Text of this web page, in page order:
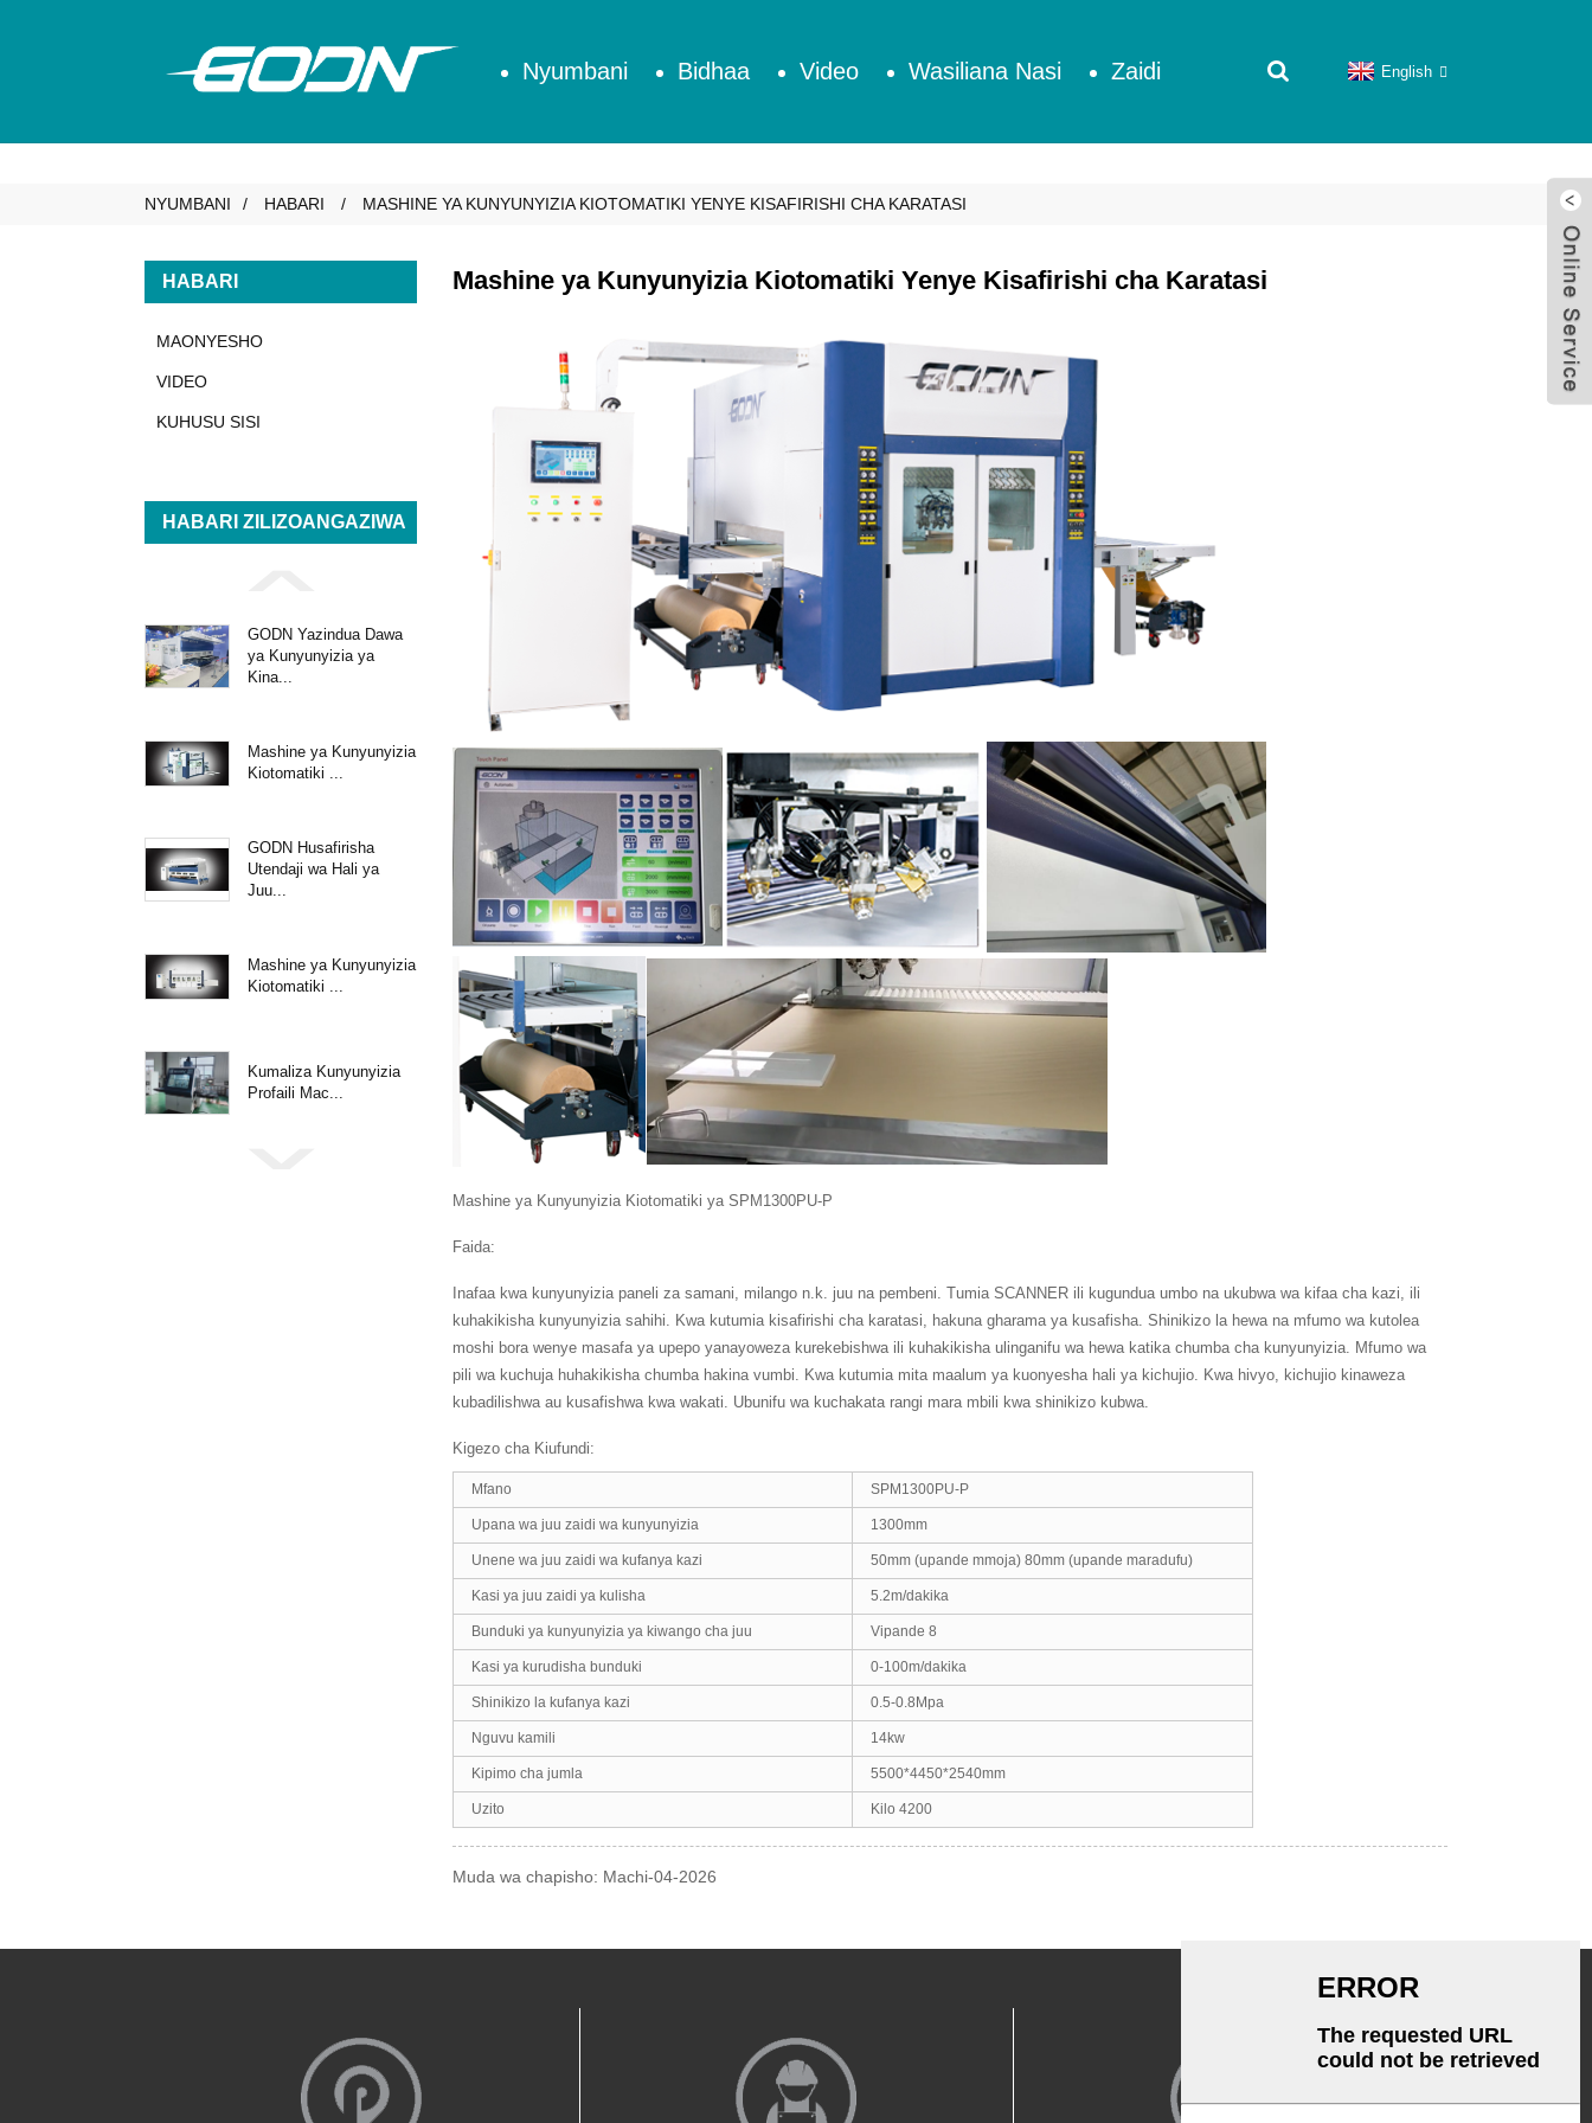
Nyumbani Bidhaa Video Wasiliana Nasi Zaidi English
NYUMBANI HABARI MASHINE YA KUNYUNYIZIA KIOTOMATIKI YENYE KISAFIRISHI CHA KARATASI
HABARI
MAONYESHO
VIDEO
KUHUSU SISI
HABARI ZILIZOANGAZIWA
GODN Yazindua Dawa
ya Kunyunyizia ya
Kina...
Mashine ya Kunyunyizia
Kiotomatiki ...
GODN Husafirisha
Utendaji wa Hali ya
Juu...
Mashine ya Kunyunyizia
Kiotomatiki ...
Kumaliza Kunyunyizia
Profaili Mac...
Mashine ya Kunyunyizia Kiotomatiki Yenye Kisafirishi cha Karatasi
Mashine ya Kunyunyizia Kiotomatiki ya SPM1300PU-P
Faida:
Inafaa kwa kunyunyizia paneli za samani, milango n.k. juu na pembeni. Tumia SCANNER ili kugundua umbo na ukubwa wa kifaa cha kazi, ili
kuhakikisha kunyunyizia sahihi. Kwa kutumia kisafirishi cha karatasi, hakuna gharama ya kusafisha. Shinikizo la hewa na mfumo wa kutolea
moshi bora wenye masafa ya upepo yanayoweza kurekebishwa ili kuhakikisha ulinganifu wa hewa katika chumba cha kunyunyizia. Mfumo wa
pili wa kuchuja huhakikisha chumba hakina vumbi. Kwa kutumia mita maalum ya kuonyesha hali ya kichujio. Kwa hivyo, kichujio kinaweza
kubadilishwa au kusafishwa kwa wakati. Ubunifu wa kuchakata rangi mara mbili kwa shinikizo kubwa.
Kigezo cha Kiufundi:
Mfano SPM1300PU-P
Upana wa juu zaidi wa kunyunyizia 1300mm
Unene wa juu zaidi wa kufanya kazi 50mm (upande mmoja) 80mm (upande maradufu)
Kasi ya juu zaidi ya kulisha 5.2m/dakika
Bunduki ya kunyunyizia ya kiwango cha juu Vipande 8
Kasi ya kurudisha bunduki 0-100m/dakika
Shinikizo la kufanya kazi 0.5-0.8Mpa
Nguvu kamili 14kw
Kipimo cha jumla 5500*4450*2540mm
Uzito Kilo 4200
Muda wa chapisho: Machi-04-2026